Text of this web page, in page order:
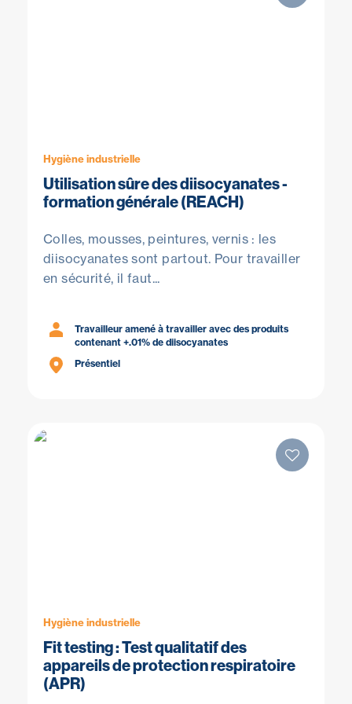
Hygiène industrielle
Utilisation sûre des diisocyanates -
formation générale (REACH)
Colles, mousses, peintures, vernis : les
diisocyanates sont partout. Pour travailler
en sécurité, il faut...
Travailleur amené à travailler avec des produits
contenant +.01% de diisocyanates
Présentiel
Hygiène industrielle
Fit testing : Test qualitatif des
appareils de protection respiratoire
(APR)